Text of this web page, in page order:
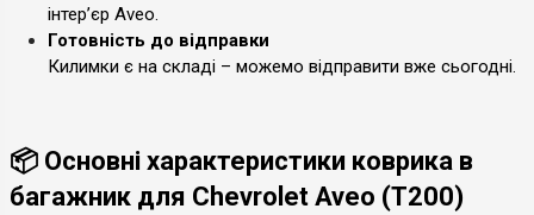
інтер’єр Aveo.
Готовність до відправки
Килимки є на складі – можемо відправити вже сьогодні.
📦 Основні характеристики коврика в
багажник для Chevrolet Aveo (T200)